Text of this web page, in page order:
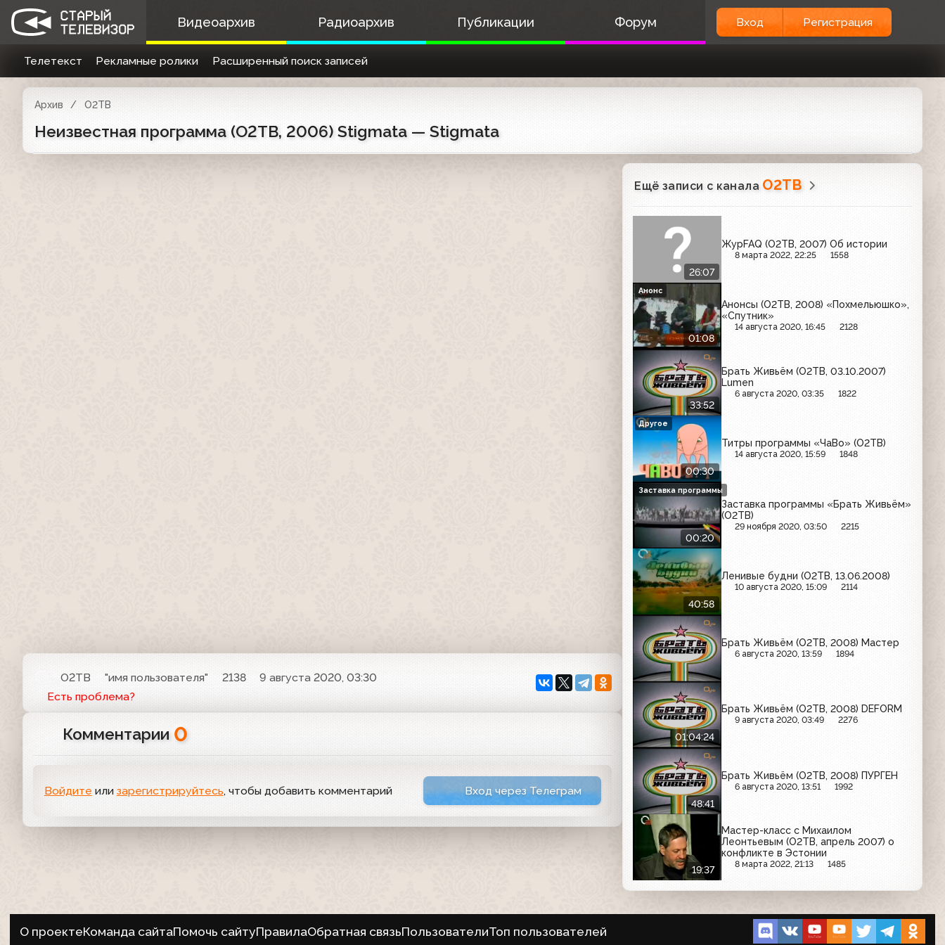
Видеоархив Радиоархив Публикации Форум Вход Регистрация
Телетекст Рекламные ролики Расширенный поиск записей
Архив О2ТВ
Неизвестная программа (О2ТВ, 2006) Stigmata — Stigmata
О2ТВ "имя пользователя" 2138
9 августа 2020, 03:30
Есть проблема?
Комментарии 0
Войдите или зарегистрируйтесь, чтобы добавить комментарий Вход через Телеграм
Ещё записи с канала О2ТВ
26:07
ЖурFAQ (О2ТВ, 2007) Об истории
8 марта 2022, 22:25 1558
01:08
Анонсы (О2ТВ, 2008) «Похмельюшко»,
«Спутник»
14 августа 2020, 16:45 2128
Анонс
33:52
Брать Живьём (О2ТВ, 03.10.2007)
Lumen
6 августа 2020, 03:35 1822
00:30
Титры программы «ЧаВо» (О2ТВ)
14 августа 2020, 15:59 1848
Другое
00:20
Заставка программы «Брать Живьём»
(О2ТВ)
29 ноября 2020, 03:50 2215
Заставка программы
40:58
Ленивые будни (О2ТВ, 13.06.2008)
10 августа 2020, 15:09 2114
Брать Живьём (О2ТВ, 2008) Мастер
6 августа 2020, 13:59 1894
01:04:24
Брать Живьём (О2ТВ, 2008) DEFORM
9 августа 2020, 03:49 2276
48:41
Брать Живьём (О2ТВ, 2008) ПУРГЕН
6 августа 2020, 13:51 1992
19:37
Мастер-класс с Михаилом
Леонтьевым (О2ТВ, апрель 2007) о
конфликте в Эстонии
8 марта 2022, 21:13 1485
О проектеКоманда сайтаПомочь сайтуПравилаОбратная связьПользователиТоп пользователей